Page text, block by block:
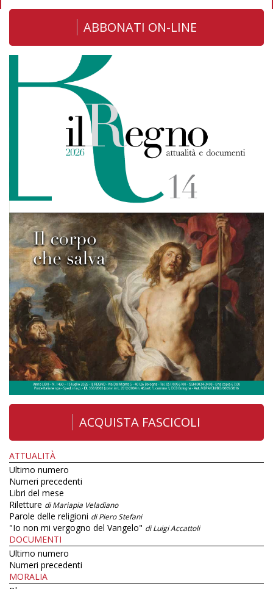
ABBONATI ON-LINE
ACQUISTA FASCICOLI
ATTUALITÀ
Ultimo numero
Numeri precedenti
Libri del mese
Riletture di Mariapia Veladiano
Parole delle religioni di Piero Stefani
"Io non mi vergogno del Vangelo" di Luigi Accattoli
DOCUMENTI
Ultimo numero
Numeri precedenti
MORALIA